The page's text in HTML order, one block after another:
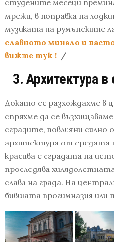
студените месеци
мрежи, в поправка на
музиката на румънските
славното минало и
вижте тук ! /
3. Архитектура в
Докато се разхождахме в
спряхме да се
сградите, повлияни силно
архитектура от средата
красива е сградата на
проследява
слава на града. На
бившата прогимназия или